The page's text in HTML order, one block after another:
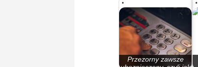
Przezorny zawsze